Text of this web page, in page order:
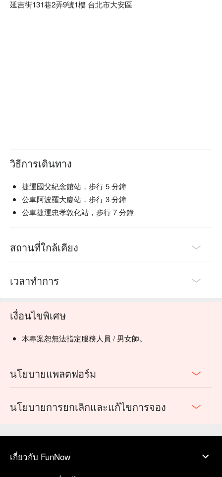
延吉街131巷2弄9號1樓 台北市大安區
วิธีการเดินทาง
捷運國父紀念館站，步行 5 分鐘
公車阿波羅大廈站，步行 3 分鐘
公車捷運忠孝敦化站，步行 7 分鐘
สถานที่ใกล้เคียง
เวลาทำการ
เงื่อนไขพิเศษ
本專案恕無法指定服務人員 / 男女師。
นโยบายแพลตฟอร์ม
นโยบายการยกเลิกและแก้ไขการจอง
เกี่ยวกับ FunNow